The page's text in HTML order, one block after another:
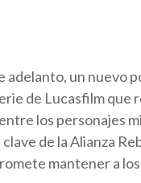
un nuevo
de Lucasfilm
los personajes
de la Alianza
mantener a